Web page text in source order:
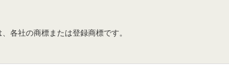
各社の商標または登録商標です。